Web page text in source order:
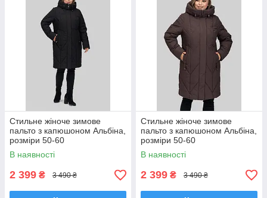
Стильне жіноче зимове
пальто з капюшоном Альбіна,
розміри 50-60
В наявності
2 399 ₴ 3 490 ₴
Стильне жіноче зимове
пальто з капюшоном Альбіна,
розміри 50-60
В наявності
2 399 ₴ 3 490 ₴